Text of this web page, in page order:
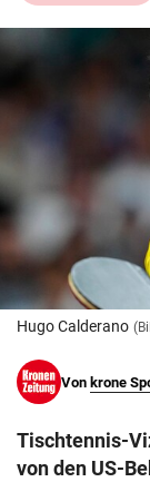
bookmark
search
Suchbegriff
eingeben
© Krone
Muthgasse 2,
Hugo Calderano
Von krone
Tischtennis-
von den US-